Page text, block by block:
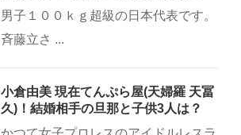
男子１００ｋｇ超級の日本代表です。
斉藤立さ ...
小倉由美 現在てんぷら屋(天婦羅 天冨
久)！結婚相手の旦那と子供3人は？